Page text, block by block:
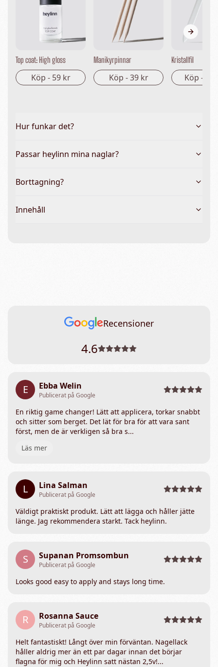
Top coat: High gloss
Köp - 59 kr
Manikyrpinnar
Köp -39 kr
Kristallfil
Köp -
Next
Hur funkar det?
Passar heylinn mina naglar?
Borttagning?
Innehåll
Recensioner
4.6
E Ebba Welin
Publicerat på Google
En riktig game changer! Lätt att applicera, torkar snabbt
och sitter som berget. Det lät för bra för att vara sant
först, men de är verkligen så bra s...
Läs mer
L Lina Salman
Publicerat på Google
Väldigt praktiskt produkt. Lätt att lägga och håller jätte
länge. Jag rekommendera starkt. Tack heylinn.
S Supanan Promsombun
Publicerat på Google
Looks good easy to apply and stays long time.
R Rosanna Sauce
Publicerat på Google
Helt fantastiskt! Långt över min förväntan. Nagellack
håller aldrig mer än ett par dagar innan det börjar
flagna för mig och Heylinn satt nästan 2,5v!...